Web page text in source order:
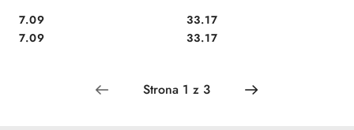
Cena:
7.09
Cena:
7.09
Cena:
33.17
Cena:
33.17